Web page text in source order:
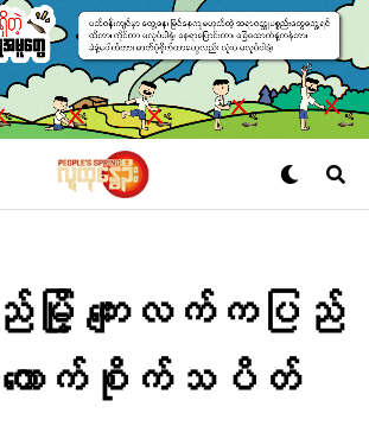
ကျေးလက်ကပြည်
ကောက်စိုက်သပိတ်